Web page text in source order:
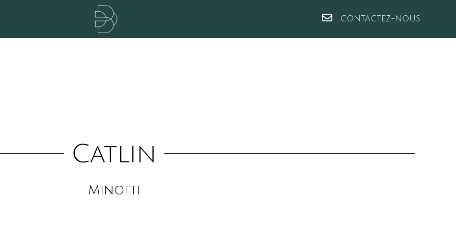
CONTACTEZ-NOUS
Catlin
Minotti